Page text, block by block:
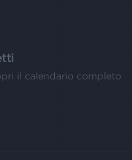
il calendario completo